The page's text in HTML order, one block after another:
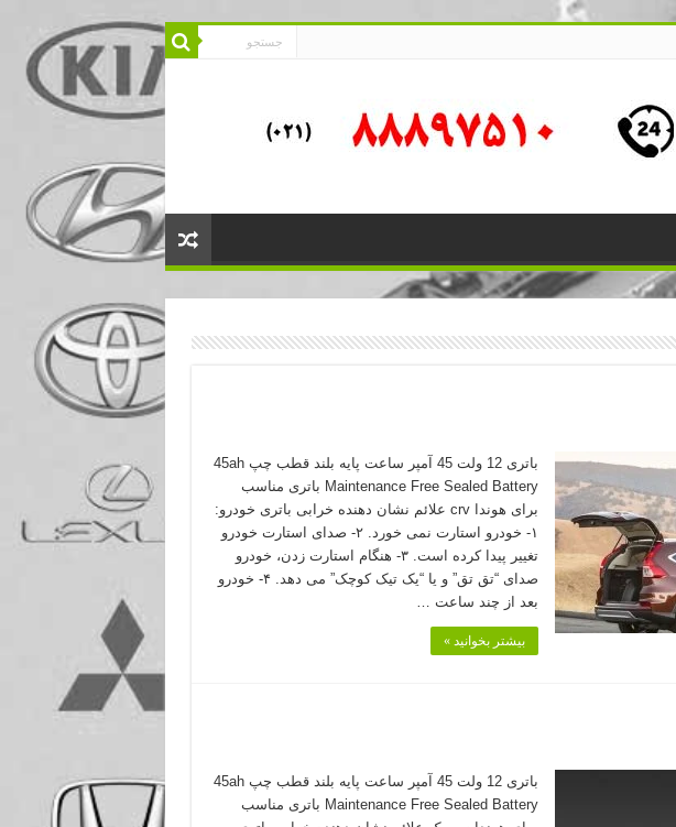
باتری 12 ولت 45 آمپر ساعت پایه بلند قطب چپ 45ah
Maintenance Free Sealed Battery باتری مناسب
برای هوندا crv علائم نشان دهنده خرابی باتری خودرو:
۱- خودرو استارت نمی خورد. ۲- صدای استارت خودرو
تغییر پیدا کرده است. ۳- هنگام استارت زدن، خودرو
صدای “تق تق” و یا “یک تیک کوچک” می دهد. ۴- خودرو
بعد از چند ساعت …
بیشتر بخوانید »
باتری 12 ولت 45 آمپر ساعت پایه بلند قطب چپ 45ah
Maintenance Free Sealed Battery باتری مناسب